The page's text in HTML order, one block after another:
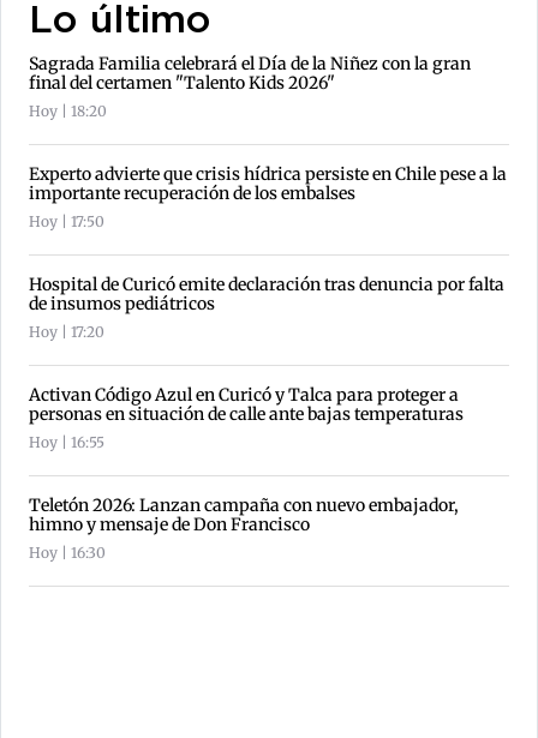
Lo último
Sagrada Familia celebrará el Día de la Niñez con la gran
final del certamen "Talento Kids 2026"
Hoy | 18:20
Experto advierte que crisis hídrica persiste en Chile pese a la
importante recuperación de los embalses
Hoy | 17:50
Hospital de Curicó emite declaración tras denuncia por falta
de insumos pediátricos
Hoy | 17:20
Activan Código Azul en Curicó y Talca para proteger a
personas en situación de calle ante bajas temperaturas
Hoy | 16:55
Teletón 2026: Lanzan campaña con nuevo embajador,
himno y mensaje de Don Francisco
Hoy | 16:30